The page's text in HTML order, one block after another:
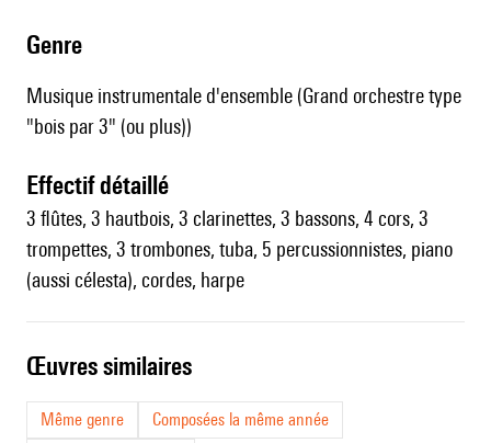
genre
Musique instrumentale d'ensemble (Grand orchestre type
"bois par 3" (ou plus))
effectif détaillé
3 flûtes, 3 hautbois, 3 clarinettes, 3 bassons, 4 cors, 3
trompettes, 3 trombones, tuba, 5 percussionnistes, piano
(aussi célesta), cordes, harpe
œuvres similaires
Même genre
Composées la même année